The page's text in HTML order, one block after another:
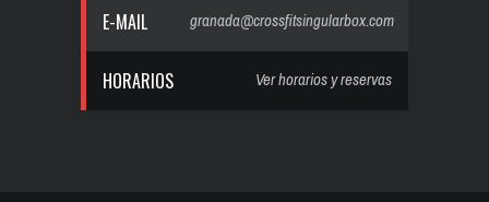
E-MAIL granada@crossfitsingularbox.com
HORARIOS Ver horarios y reservas